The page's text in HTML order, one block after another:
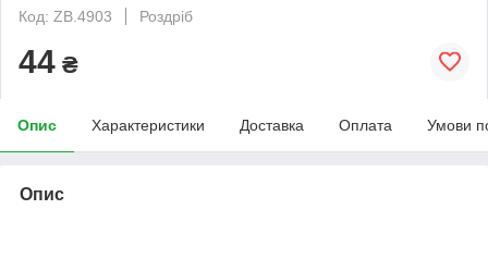
Код: ZB.4903
Роздріб
44 ₴
Опис Характеристики Доставка Оплата Умови
Опис